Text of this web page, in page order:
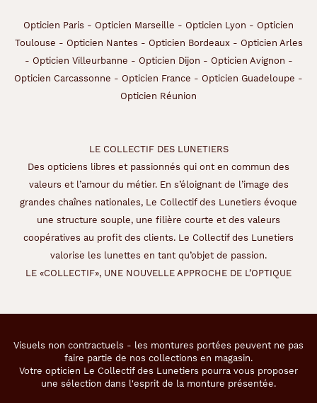
Opticien Paris - Opticien Marseille - Opticien Lyon - Opticien
Toulouse - Opticien Nantes - Opticien Bordeaux- Opticien Arles
- Opticien Villeurbanne - Opticien Dijon - Opticien Avignon -
Opticien Carcassonne - Opticien France - Opticien Guadeloupe -
Opticien Réunion
LE COLLECTIF DES LUNETIERS
Des opticiens libres et passionnés qui ont en commun des
valeurs et l’amour du métier. En s’éloignant de l’image des
grandes chaînes nationales, Le Collectif des Lunetiers évoque
une structure souple, une filière courte et des valeurs
coopératives au profit des clients. Le Collectif des Lunetiers
valorise les lunettes en tant qu’objet de passion.
LE «COLLECTIF», UNE NOUVELLE APPROCHE DE L’OPTIQUE
Visuels non contractuels - les montures portées peuvent ne pas
faire partie de nos collections en magasin.
Votre opticien Le Collectif des Lunetiers pourra vous proposer
une sélection dans l'esprit de la monture présentée.